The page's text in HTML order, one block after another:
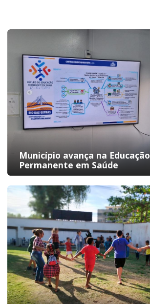
Município avança na Educação
Permanente em Saúde